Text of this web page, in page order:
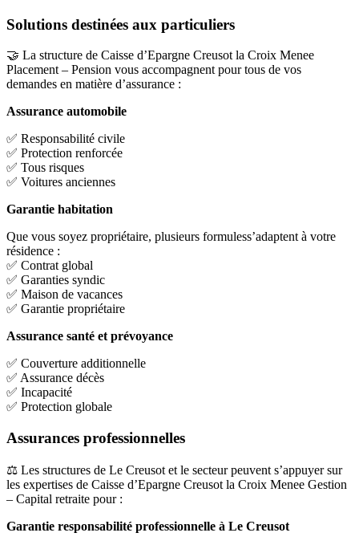
Solutions destinées aux particuliers
🤝 La structure de Caisse d’Epargne Creusot la Croix Menee
Placement – Pension vous accompagnent pour tous de vos
demandes en matière d’assurance :
Assurance automobile
✅ Responsabilité civile
✅ Protection renforcée
✅ Tous risques
✅ Voitures anciennes
Garantie habitation
Que vous soyez propriétaire, plusieurs formuless’adaptent à votre
résidence :
✅ Contrat global
✅ Garanties syndic
✅ Maison de vacances
✅ Garantie propriétaire
Assurance santé et prévoyance
✅ Couverture additionnelle
✅ Assurance décès
✅ Incapacité
✅ Protection globale
Assurances professionnelles
⚖️ Les structures de Le Creusot et le secteur peuvent s’appuyer sur
les expertises de Caisse d’Epargne Creusot la Croix Menee Gestion
– Capital retraite pour :
Garantie responsabilité professionnelle à Le Creusot